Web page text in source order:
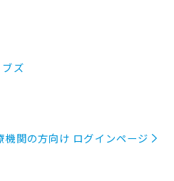
ズ
機関の方向け ログインページ